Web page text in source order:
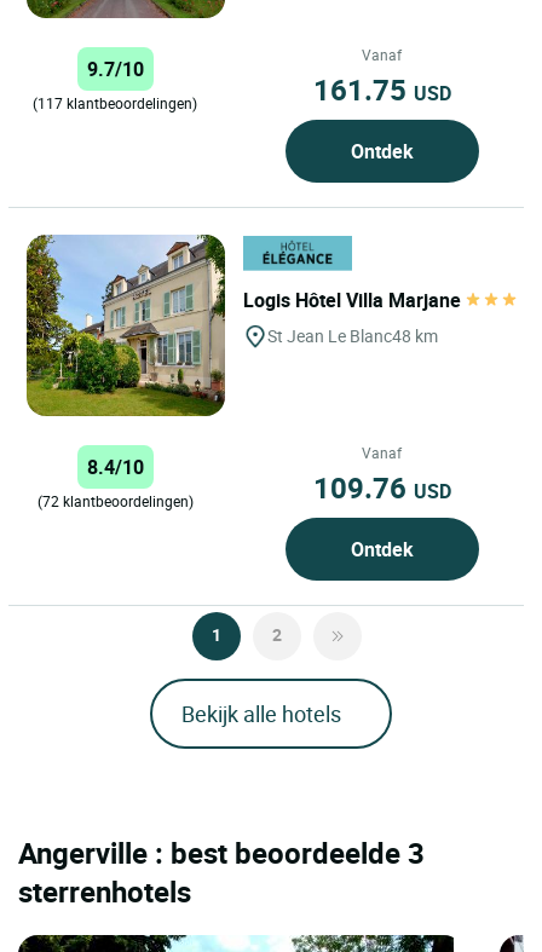
9.7/10
(117 klantbeoordelingen)
Vanaf
161.75 USD
Ontdek
Logis Hôtel Villa Marjane
St Jean Le Blanc48 km
8.4/10
(72 klantbeoordelingen)
Vanaf
109.76 USD
Ontdek
1 2
Bekijk alle hotels
Angerville : best beoordeelde 3
sterrenhotels